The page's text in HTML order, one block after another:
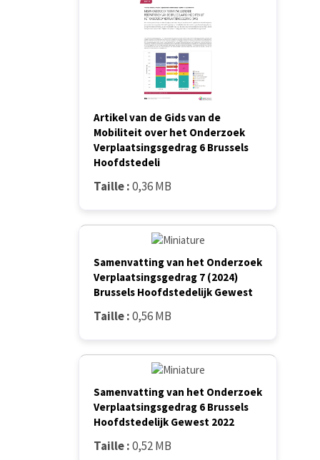
Artikel van de Gids van de
Mobiliteit over het Onderzoek
Verplaatsingsgedrag 6 Brussels
Hoofdstedeli
Taille :0,36 MB
Samenvatting van het Onderzoek
Verplaatsingsgedrag 7 (2024)
Brussels Hoofdstedelijk Gewest
Taille :0,56 MB
Samenvatting van het Onderzoek
Verplaatsingsgedrag 6 Brussels
Hoofdstedelijk Gewest 2022
Taille :0,52 MB